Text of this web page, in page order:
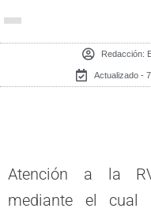
Redacción:
Actualizado -
Atención a la
mediante el cual